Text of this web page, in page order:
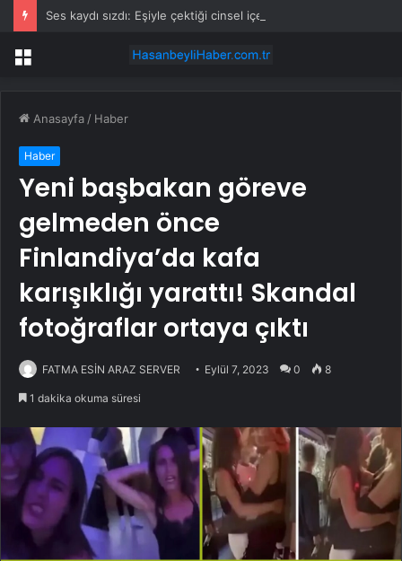
Menü
Anasayfa / Haber
Haber
Yeni başbakan göreve
gelmeden önce
Finlandiya’da kafa
karışıklığı yarattı! Skandal
fotoğraflar ortaya çıktı
FATMA ESİN ARAZ SERVER Eylül 7, 2023 0 8
1 dakika okuma süresi